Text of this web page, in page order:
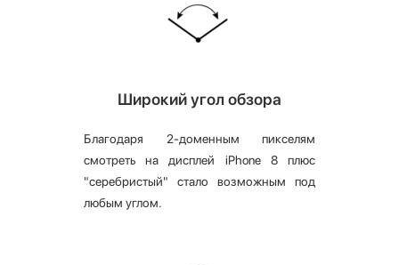
Широкий угол обзора
Благодаря 2-доменным пикселям
смотреть на дисплей iPhone 8 плюс
"серебристый" стало возможным под
любым углом.